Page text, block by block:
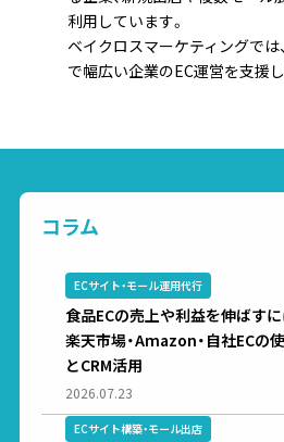
利用しています。
ベイクロスマーケティングでは
で幅広い企業のEC運営を支援し
コラム
ECサイト・モール運用代行
食品ECの売上や利益を伸ばすに
楽天市場・Amazon・自社ECの
とCRM活用
2026.07.23
ECサイト構築・モール出店